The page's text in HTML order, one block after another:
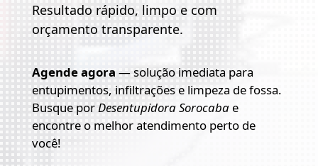
Resultado rápido, limpo e com
orçamento transparente.
Agende agora — solução imediata para
entupimentos, infiltrações e limpeza de fossa.
Busque porDesentupidora Sorocabae
encontre o melhor atendimento perto de
você!